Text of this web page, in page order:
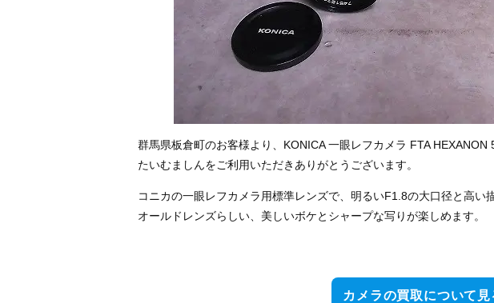
群馬県板倉町のお客様より、KONICA 一眼レフカメラ FTA HEXANON
たいむましんをご利用いただきありがとうございます。
コニカの一眼レフカメラ用標準レンズで、明るいF1.8の大口径と高い
オールドレンズらしい、美しいボケとシャープな写りが楽しめます。
カメラの買取について見